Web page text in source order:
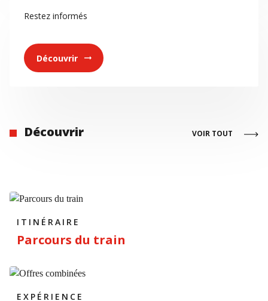
Restez informés
Découvrir arrow_right_alt
Découvrir VOIR TOUT
ITINÉRAIRE
Parcours du train
EXPÉRIENCE